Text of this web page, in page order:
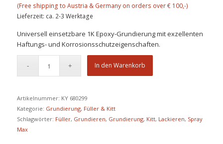
Lieferzeit: ca. 2-3 Werktage
Universell einsetzbare 1K Epoxy-Grundierung mit exzellenten
Haftungs- und Korrosionsschutzeigenschaften.
In den Warenkorb
Artikelnummer: KY 680299
Kategorie: Grundierung, Füller & Kitt
Schlagwörter: Füller, Grundieren, Grundierung, Kitt, Lackieren, Spray
Max